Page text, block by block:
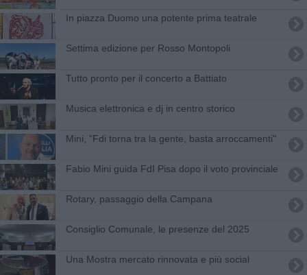
In piazza Duomo una potente prima teatrale
Settima edizione per Rosso Montopoli
Tutto pronto per il concerto a Battiato
Musica elettronica e dj in centro storico
Mini, "Fdi torna tra la gente, basta arroccamenti"
Fabio Mini guida FdI Pisa dopo il voto provinciale
Rotary, passaggio della Campana
Consiglio Comunale, le presenze del 2025
Una Mostra mercato rinnovata e più social